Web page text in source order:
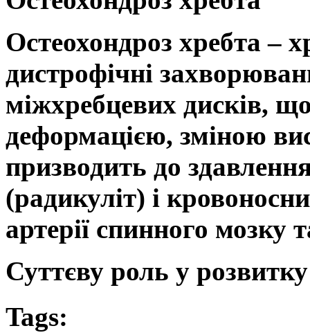
Остеохондроз хребта–
дистрофічні
міжхребцевих дисків,
деформацією, зміною
призводить до
(радикуліт) і
артерії спинного мозку
Суттєву роль у
Tags: